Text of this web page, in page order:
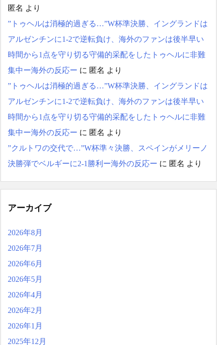
ができたセールに世界が騒
然！←「我が国でもやって
くれ！」（海外の反応） -
海外さんいらっしゃい
NEW!
警備ロボットの最適解は
一輪走行かもしれない - カ
ラパイア NEW!
韓国警察、大韓サッカー
協会を家宅捜索 代表監督選
考巡り NEW!
海外「昨日の日本プロ野
的過ぎた！」
日本人がアメリカで歴史
ぎる」「人間にこんなこと
日本人がアメリカで歴史
が可能なのか？」「サッカ
ーで例えるなら…」【海外
【E-1選手権】日本、韓国
に1-0で勝利し、全勝で連覇
ルを守り切る！
The Show Must Go On: Co
ping with Success and Failure
in Showbiz
【日本代表】ボーフム浅
匿名 より
”トゥヘルは消極的過ぎる…”W杯準決勝、イングランドは
アルゼンチンに1-2で逆転負け、海外のファンは後半早い
時間から1点を守り切る守備的采配をしたトゥヘルに非難
集中ー海外の反応ー に 匿名 より
”トゥヘルは消極的過ぎる…”W杯準決勝、イングランドは
アルゼンチンに1-2で逆転負け、海外のファンは後半早い
時間から1点を守り切る守備的采配をしたトゥヘルに非難
集中ー海外の反応ー に 匿名 より
”クルトワの交代で…”W杯準々決勝、スペインがメリーノ
決勝弾でベルギーに2-1勝利ー海外の反応ー に 匿名 より
アーカイブ
2026年8月
2026年7月
2026年6月
2026年5月
2026年4月
2026年2月
2026年1月
2025年12月